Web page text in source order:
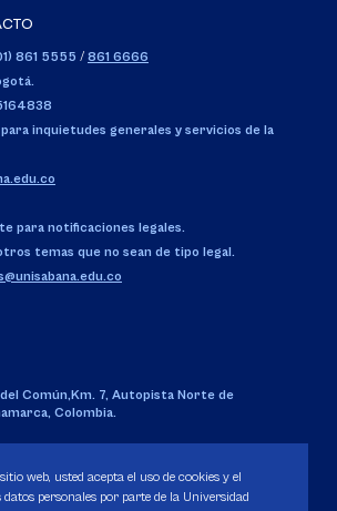
861 5555 / 861 6666
inquietudes generales y servicios de la
para notificaciones legales.
temas que no sean de tipo legal.
Común,Km. 7, Autopista Norte de
Colombia.
130 del 14 de enero de 1980.
Nacional.
web, usted acepta el uso de cookies y el
personales por parte de la Universidad